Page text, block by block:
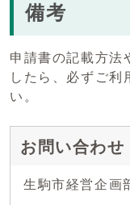
備考
申請書の記載方法
したら、必ずご利
い。
お問い合わせ
生駒市経営企画